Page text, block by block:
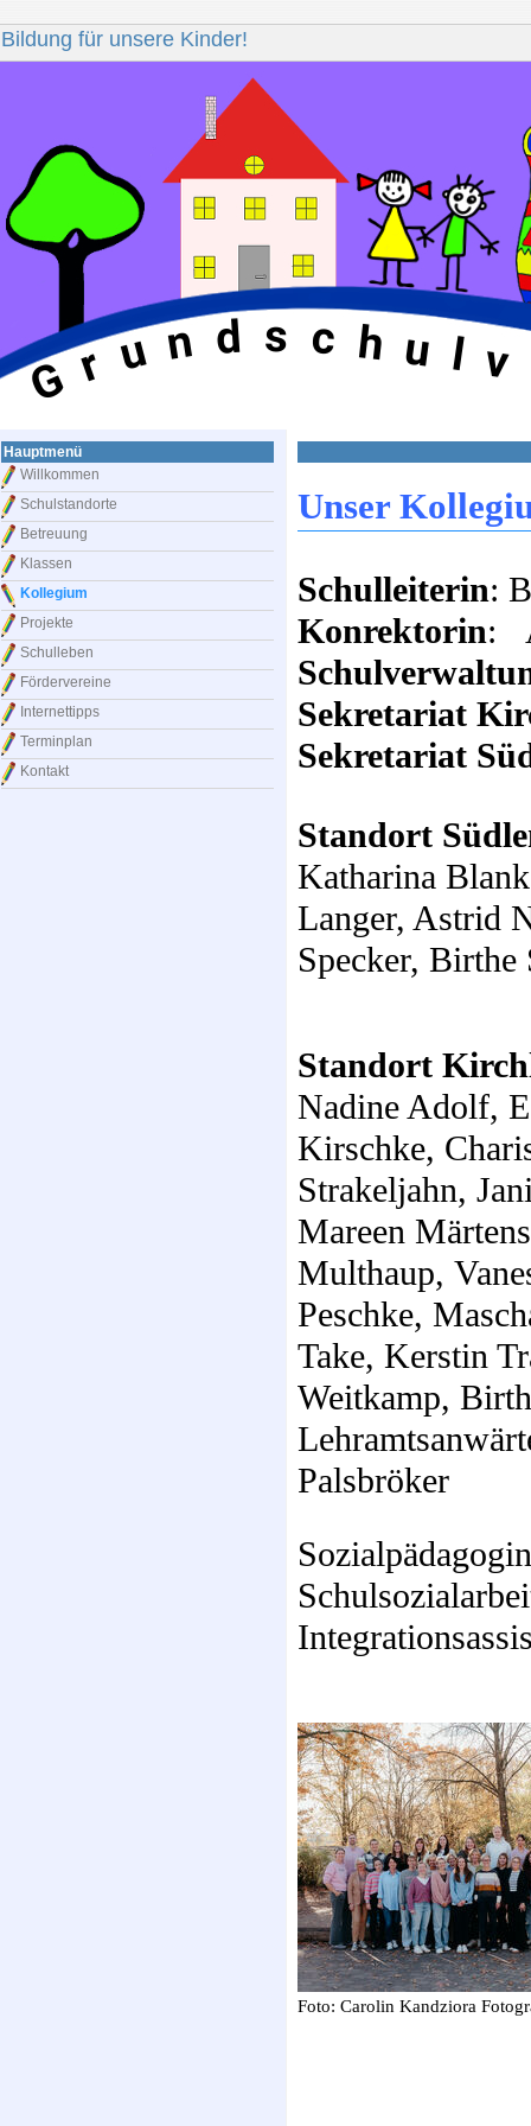
Bildung für unsere Kinder!
Gr u n d s c h u l v
Hauptmenü
Willkommen
Schulstandorte
Betreuung
Klassen
Kollegium
Projekte
Schulleben
Fördervereine
Internettipps
Terminplan
Kontakt
Unser
Schulleiterin:
Konrektorin:
Sekretariat
Sekretariat
Standort
Katharina
Langer, Astrid
Specker,
Standort
Nadine Adolf,
Kirschke,
Strakeljahn,
Mareen
Multhaup,
Peschke,
Take, Kerstin
Weitkamp,
Palsbröker
Foto: Carolin Kandziora